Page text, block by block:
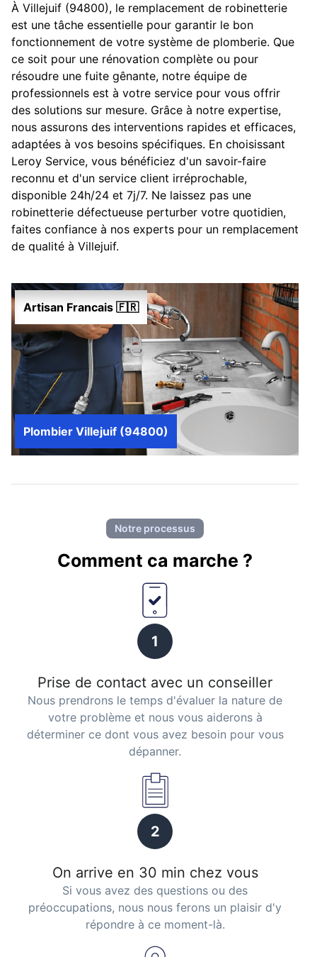
À Villejuif (94800), le remplacement de robinetterie
est une tâche essentielle pour garantir le bon
fonctionnement de votre système de plomberie. Que
ce soit pour une rénovation complète ou pour
résoudre une fuite gênante, notre équipe de
professionnels est à votre service pour vous offrir
des solutions sur mesure. Grâce à notre expertise,
nous assurons des interventions rapides et efficaces,
adaptées à vos besoins spécifiques. En choisissant
Leroy Service, vous bénéficiez d'un savoir-faire
reconnu et d'un service client irréprochable,
disponible 24h/24 et 7j/7. Ne laissez pas une
robinetterie défectueuse perturber votre quotidien,
faites confiance à nos experts pour un remplacement
de qualité à Villejuif.
Artisan Francais 🇫🇷
Plombier Villejuif (94800)
Notre processus
Comment ca marche ?
1
Prise de contact avec un conseiller
Nous prendrons le temps d'évaluer la nature de
votre problème et nous vous aiderons à
déterminer ce dont vous avez besoin pour vous
dépanner.
2
On arrive en 30 min chez vous
Si vous avez des questions ou des
préoccupations, nous nous ferons un plaisir d'y
répondre à ce moment-là.